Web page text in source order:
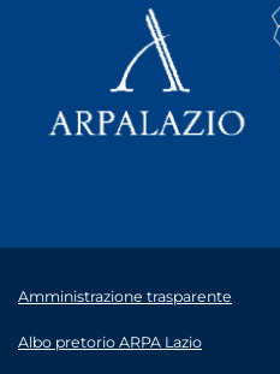
Amministrazione trasparente
Albo pretorio ARPA Lazio